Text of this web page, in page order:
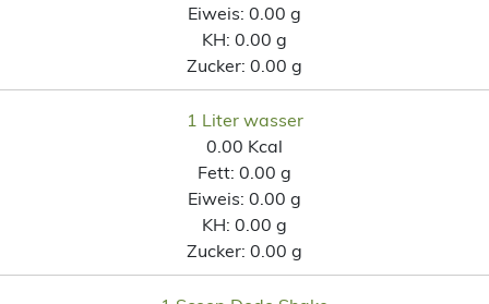
Eiweis: 0.00 g
KH: 0.00 g
Zucker: 0.00 g
1 Liter wasser
0.00 Kcal
Fett: 0.00 g
Eiweis: 0.00 g
KH: 0.00 g
Zucker: 0.00 g